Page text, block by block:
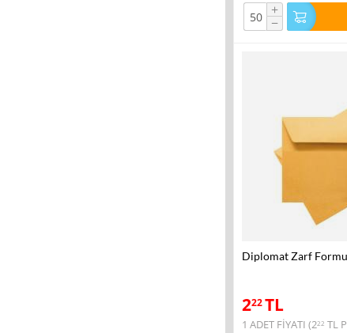
+
−
Diplomat Zarf
222TL
1 ADET FİYATI (222 TL